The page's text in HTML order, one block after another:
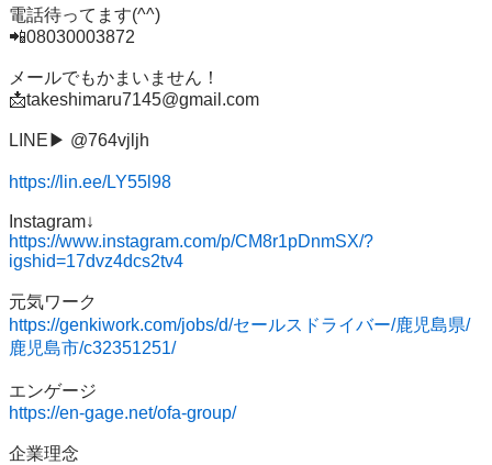
電話待ってます(^^)
📲08030003872
メールでもかまいません！
📩takeshimaru7145@gmail.com
LINE▶︎ @764vjljh
https://lin.ee/LY55l98
https://www.instagram.com/p/CM8r1pDnmSX/?
igshid=17dvz4dcs2tv4
https://genkiwork.com/jobs/d/セールスドライバー/鹿児島県/
鹿児島市/c32351251/
https://en-gage.net/ofa-group/
企業理念